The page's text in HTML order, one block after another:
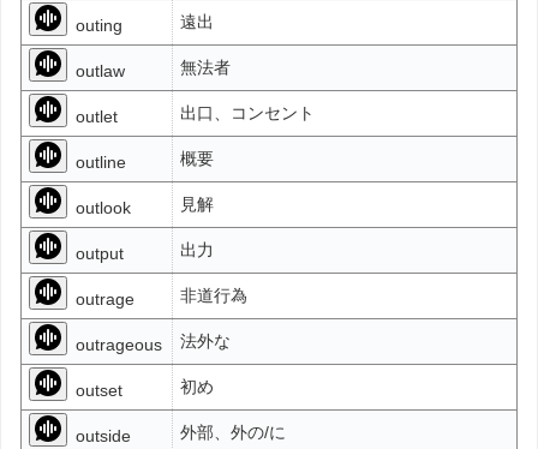
outing 遠出
outlaw 無法者
outlet 出口、コンセント
outline 概要
outlook 見解
output 出力
outrage 非道行為
outrageous 法外な
outset 初め
outside 外部、外の/に